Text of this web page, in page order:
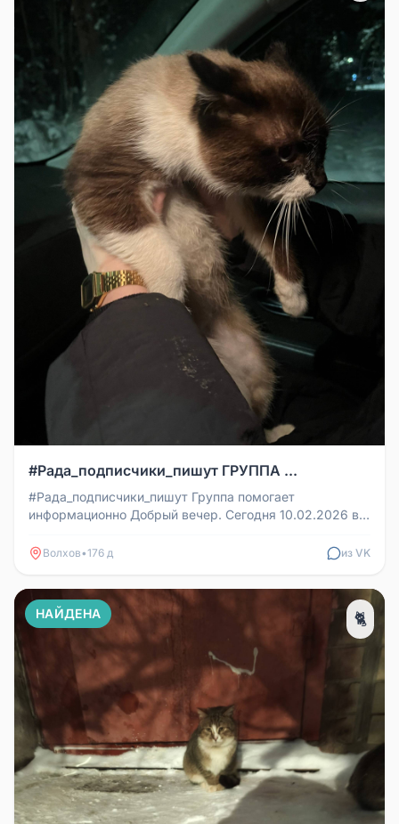
#Рада_подписчики_пишут ГРУППА ...
#Рада_подписчики_пишут Группа помогает
информационно Добрый вечер. Сегодня 10.02.2026 в
Волхов•176 д из VK
НАЙДЕНА 🐈